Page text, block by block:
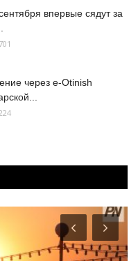
впервые сядут за
701
через e-Otinish